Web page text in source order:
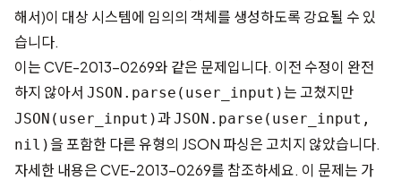
해서)이 대상 시스템에 임의의 객체를 생성하도록 강요될 수 있
습니다.
이는CVE-2013-0269와 같은 문제입니다. 이전 수정이 완전
하지 않아서 JSON.parse(user_input)는 고쳤지만
JSON(user_input)과JSON.parse(user_input,
nil) 을 포함한 다른 유형의 JSON 파싱은 고치지 않았습니다.
자세한 내용은CVE-2013-0269를 참조하세요. 이 문제는 가